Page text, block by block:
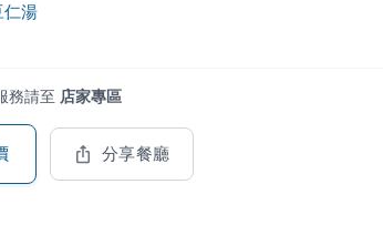
仁湯
務請至 店家專區
分享餐廳